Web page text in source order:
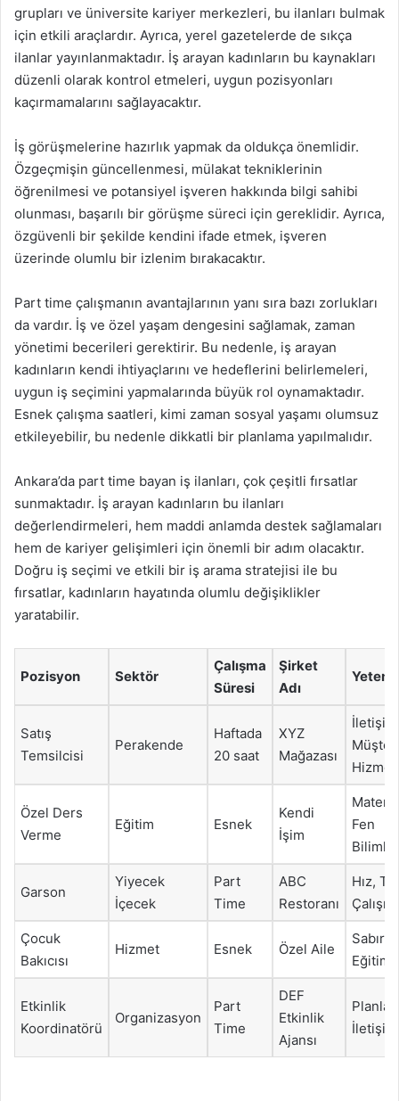
grupları ve üniversite kariyer merkezleri, bu ilanları bulmak
için etkili araçlardır. Ayrıca, yerel gazetelerde de sıkça
ilanlar yayınlanmaktadır. İş arayan kadınların bu kaynakları
düzenli olarak kontrol etmeleri, uygun pozisyonları
kaçırmamalarını sağlayacaktır.
İş görüşmelerine hazırlık yapmak da oldukça önemlidir.
Özgeçmişin güncellenmesi, mülakat tekniklerinin
öğrenilmesi ve potansiyel işveren hakkında bilgi sahibi
olunması, başarılı bir görüşme süreci için gereklidir. Ayrıca,
özgüvenli bir şekilde kendini ifade etmek, işveren
üzerinde olumlu bir izlenim bırakacaktır.
Part time çalışmanın avantajlarının yanı sıra bazı zorlukları
da vardır. İş ve özel yaşam dengesini sağlamak, zaman
yönetimi becerileri gerektirir. Bu nedenle, iş arayan
kadınların kendi ihtiyaçlarını ve hedeflerini belirlemeleri,
uygun iş seçimini yapmalarında büyük rol oynamaktadır.
Esnek çalışma saatleri, kimi zaman sosyal yaşamı olumsuz
etkileyebilir, bu nedenle dikkatli bir planlama yapılmalıdır.
Ankara’da part time bayan iş ilanları, çok çeşitli fırsatlar
sunmaktadır. İş arayan kadınların bu ilanları
değerlendirmeleri, hem maddi anlamda destek sağlamaları
hem de kariyer gelişimleri için önemli bir adım olacaktır.
Doğru iş seçimi ve etkili bir iş arama stratejisi ile bu
fırsatlar, kadınların hayatında olumlu değişiklikler
yaratabilir.
Pozisyon Sektör
Çalışma
Süresi
Şirket
Adı
Satış
Temsilcisi
Perakende
Haftada
20 saat
XYZ
Mağazası
Müşteri
Özel Ders
Verme
Eğitim Esnek
Kendi
İşim
Fen
Garson
Yiyecek
İçecek
Part
Time
ABC
Restoranı
Hız,
Çocuk
Bakıcısı
Hizmet Esnek Özel Aile
Sabır,
Eğitim
Etkinlik
Koordinatörü
Organizasyon
Part
Time
DEF
Etkinlik
Ajansı
İletişim